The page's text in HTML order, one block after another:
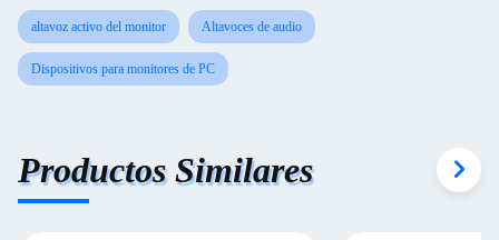
altavoz activo del monitor Altavoces de audio
Dispositivos para monitores de PC
Productos Similares